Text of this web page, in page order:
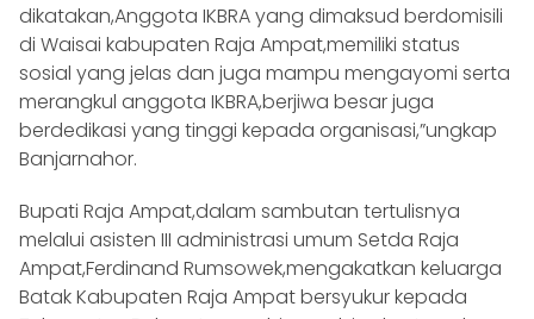
dikatakan,Anggota IKBRA yang dimaksud berdomisili
di Waisai kabupaten Raja Ampat,memiliki status
sosial yang jelas dan juga mampu mengayomi serta
merangkul anggota IKBRA,berjiwa besar juga
berdedikasi yang tinggi kepada organisasi,”ungkap
Banjarnahor.
Bupati Raja Ampat,dalam sambutan tertulisnya
melalui asisten III administrasi umum Setda Raja
Ampat,Ferdinand Rumsowek,mengakatkan keluarga
Batak Kabupaten Raja Ampat bersyukur kepada